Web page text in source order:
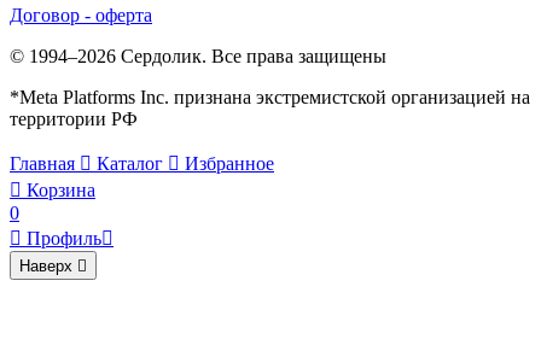
Договор - оферта
© 1994–2026 Сердолик. Все права защищены
*Meta Platforms Inc. признана экстремистской организацией на
территории РФ
Главная  Каталог  Избранное
 Корзина
0
 Профиль
Наверх 